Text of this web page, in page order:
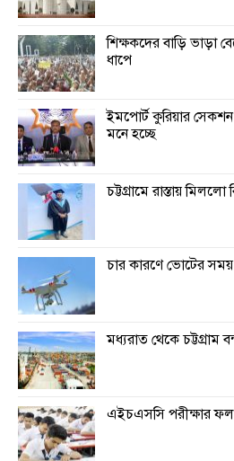
শিক্ষকদের বাড়ি ভাড়া
ধাপে
ইমপোর্ট কুরিয়ার
মনে হচ্ছে
চট্টগ্রামে রাস্তায় মিললো
চার কারণে ভোটের সময়
মধ্যরাত থেকে চট্টগ্রাম
এইচএসসি পরীক্ষার ফল